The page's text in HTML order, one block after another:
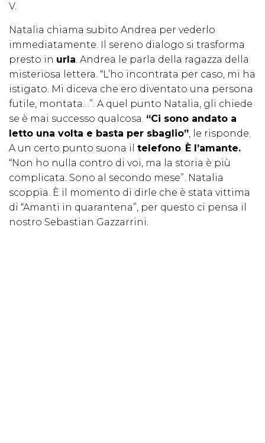
V.
Natalia chiama subito Andrea per vederlo
immediatamente. Il sereno dialogo si trasforma
presto in urla. Andrea le parla della ragazza della
misteriosa lettera. “L’ho incontrata per caso, mi ha
istigato. Mi diceva che ero diventato una persona
futile, montata…”. A quel punto Natalia, gli chiede
se è mai successo qualcosa. “Ci sono andato a
letto una volta e basta per sbaglio”, le risponde.
A un certo punto suona il telefono. È l’amante.
“Non ho nulla contro di voi, ma la storia è più
complicata. Sono al secondo mese”. Natalia
scoppia. È il momento di dirle che è stata vittima
di “Amanti in quarantena”, per questo ci pensa il
nostro Sebastian Gazzarrini.